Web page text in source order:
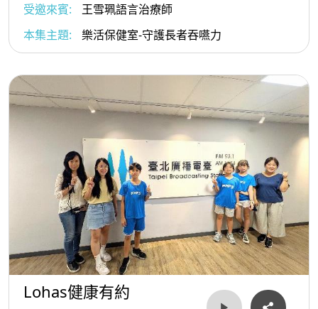
受邀來賓:
王雪珮語言治療師
本集主題:
樂活保健室-守護長者吞嚥力
Lohas健康有約